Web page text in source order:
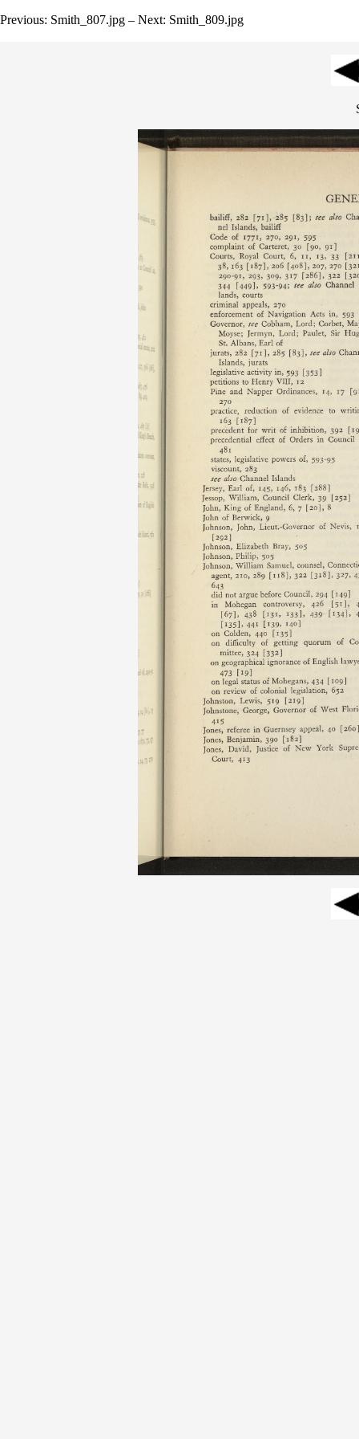
Previous: Smith_807.jpg – Next: Smith_809.jpg